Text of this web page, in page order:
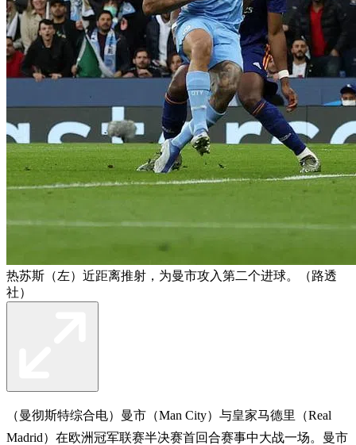
热苏斯（左）近距离推射，为曼市攻入第二个进球。（路透
社）
（曼彻斯特综合电）曼市（Man City）与皇家马德里（Real
Madrid）在欧洲冠军联赛半决赛首回合赛事中大战一场。曼市